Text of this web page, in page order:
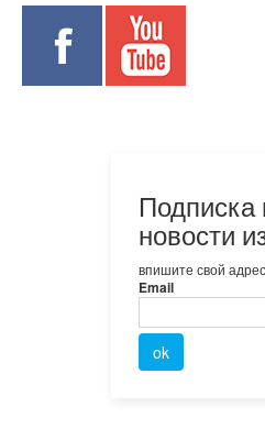
Подписка
новости
впишите свой
Email